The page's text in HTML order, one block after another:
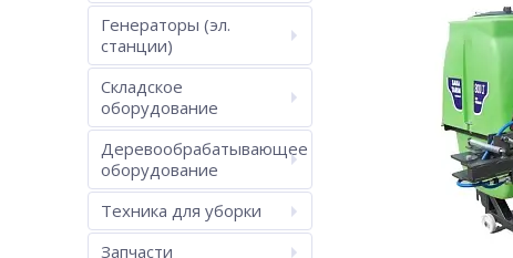
Генераторы (эл.
станции)
Складское
оборудование
Деревообрабатывающее
оборудование
Техника для уборки
Запчасти